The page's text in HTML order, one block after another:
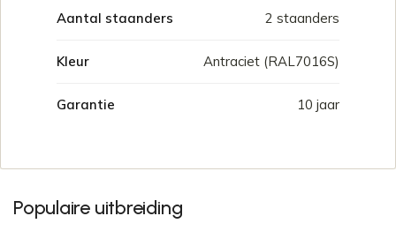
Aantal staanders 2 staanders
Kleur Antraciet (RAL7016S)
Garantie 10 jaar
Populaire uitbreiding